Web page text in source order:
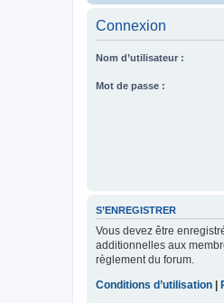
Connexion
Nom d’utilisateur :
Mot de passe :
S’ENREGISTRER
Vous devez être
additionnelles aux
règlement du forum.
Conditions d’utilisation